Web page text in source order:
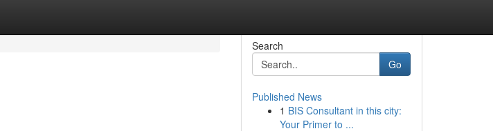
Search
Go
Published News
1 BIS Consultant in this city:
Your Primer to ...